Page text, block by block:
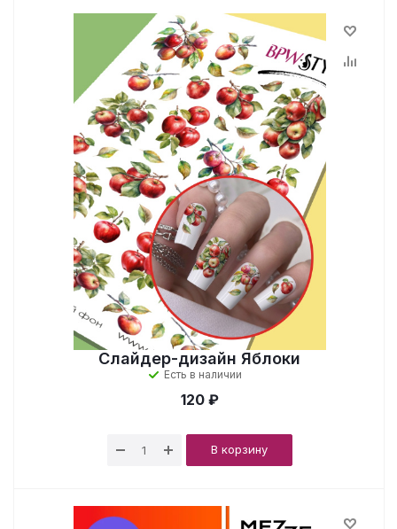
Слайдер-дизайн Яблоки
Есть в наличии
120 ₽
В корзину